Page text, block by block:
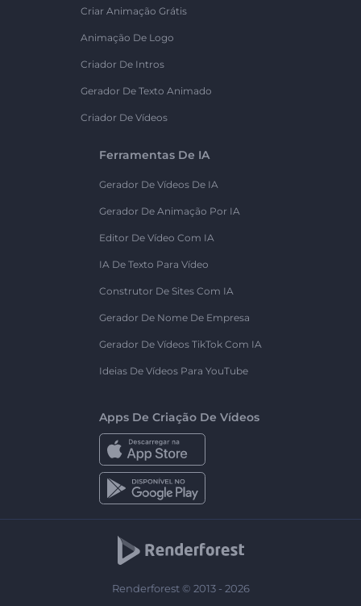
Criar Animação Grátis
Animação De Logo
Criador De Intros
Gerador De Texto Animado
Criador De Vídeos
Ferramentas De IA
Gerador De Vídeos De IA
Gerador De Animação Por IA
Editor De Vídeo Com IA
IA De Texto Para Vídeo
Construtor De Sites Com IA
Gerador De Nome De Empresa
Gerador De Vídeos TikTok Com IA
Ideias De Vídeos Para YouTube
Apps De Criação De Vídeos
Renderforest © 2013 - 2026